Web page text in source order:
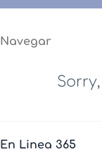
Navegar
En Linea 365